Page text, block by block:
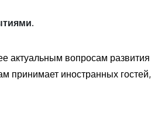
актуальным вопросам развития
принимает иностранных гостей,